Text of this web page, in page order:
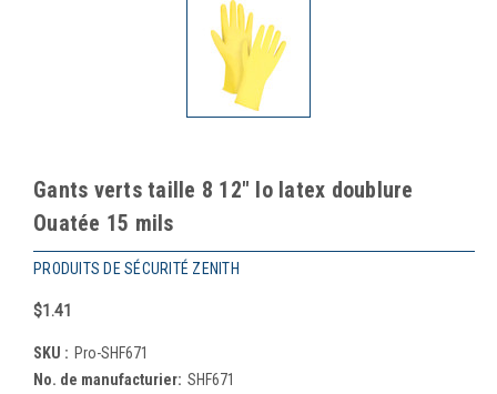
Gants verts taille 8 12" lo latex doublure
Ouatée 15 mils
PRODUITS DE SÉCURITÉ ZENITH
$1.41
SKU : Pro-SHF671
No. de manufacturier: SHF671